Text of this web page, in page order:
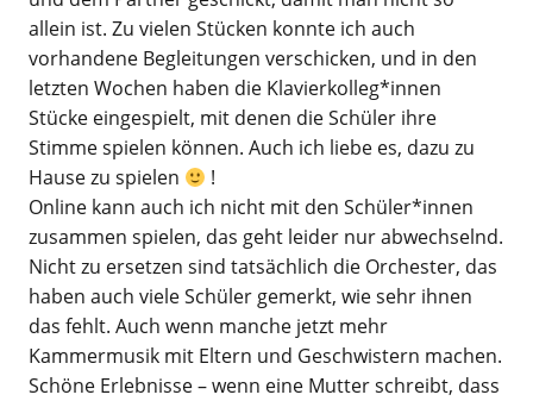
allein ist. Zu vielen Stücken konnte ich auch
vorhandene Begleitungen verschicken, und in den
letzten Wochen haben die Klavierkolleg*innen
Stücke eingespielt, mit denen die Schüler ihre
Stimme spielen können. Auch ich liebe es, dazu zu
Hause zu spielen
!
Online kann auch ich nicht mit den Schüler*innen
zusammen spielen, das geht leider nur abwechselnd.
Nicht zu ersetzen sind tatsächlich die Orchester, das
haben auch viele Schüler gemerkt, wie sehr ihnen
das fehlt. Auch wenn manche jetzt mehr
Kammermusik mit Eltern und Geschwistern machen.
Schöne Erlebnisse – wenn eine Mutter schreibt, dass